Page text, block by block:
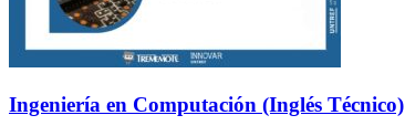
Ingeniería en Computación (Inglés Técnico)